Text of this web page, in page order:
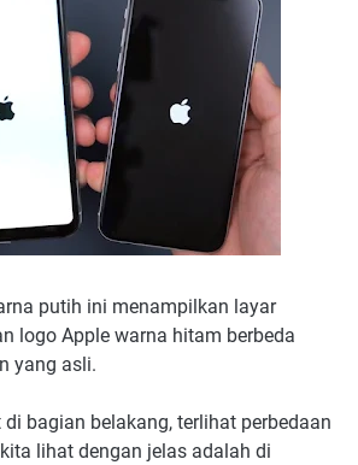
putih ini menampilkan layar
logo Apple warna hitam berbeda
yang asli.
bagian belakang, terlihat perbedaan
lihat dengan jelas adalah di